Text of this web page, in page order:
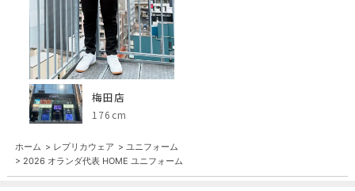
梅田店
176cm
ホーム > レプリカウェア > ユニフォーム
> 2026 オランダ代表 HOME ユニフォーム